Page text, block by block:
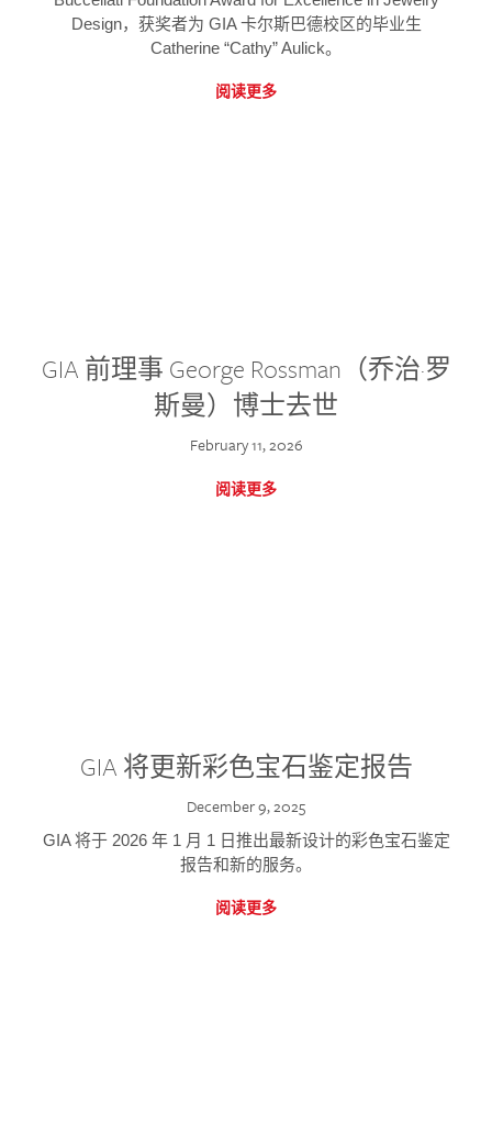
Design，获奖者为 GIA 卡尔斯巴德校区的毕业生
Catherine “Cathy” Aulick。
阅读更多
GIA 前理事 George Rossman（乔治·罗
斯曼）博士去世
February 11, 2026
阅读更多
GIA 将更新彩色宝石鉴定报告
December 9, 2025
GIA 将于 2026 年 1 月 1 日推出最新设计的彩色宝石鉴定
报告和新的服务。
阅读更多